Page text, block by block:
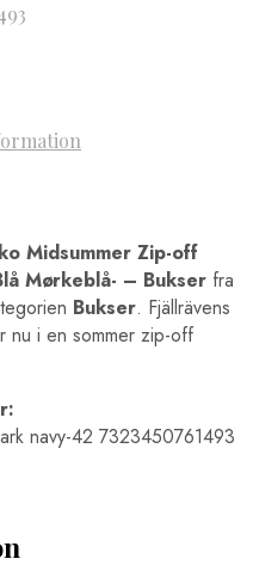
Midsummer Zip-off
Mørkeblå- – Bukser fra
Bukser. Fjällrävens
nu i en sommer zip-off
navy-42 7323450761493